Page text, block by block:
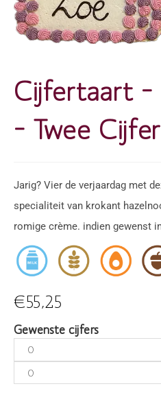
Cijfertaart
– Twee
Jarig? Vier de verjaardag met
specialiteit van krokant
romige crème. indien gewenst
€55,25
Gewenste cijfers